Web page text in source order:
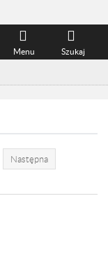
Szukaj
Menu
Następna